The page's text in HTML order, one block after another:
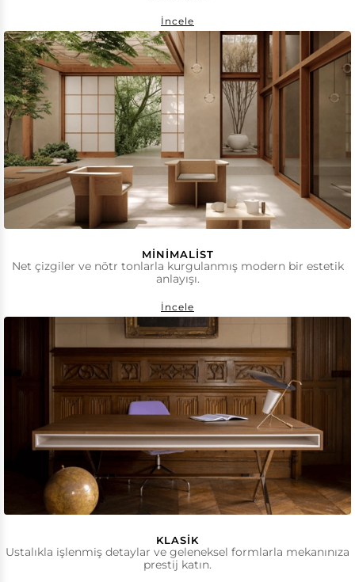
İncele
MINIMALIST
Net çizgiler ve nötr tonlarla kurgulanmış modern bir estetik
anlayışı.
İncele
KLASIK
Ustalıkla işlenmiş detaylar ve geleneksel formlarla mekanınıza
prestij katın.